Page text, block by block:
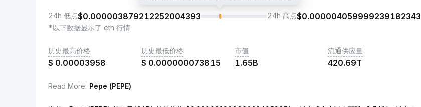
24h 低点$0.000003879212252004393 24h 高点$0.000004059999239182343
*以下数据显示了 eth 行情
历史最高价格
$ 0.00003958
历史最低价格
$ 0.000000073815
市值
1.65B
流通供应量
420.69T
Read More: Pepe (PEPE)